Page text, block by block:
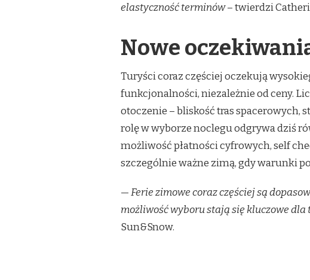
elastyczność terminów– twierdzi
Nowe
Turyści coraz częściej oczekują
funkcjonalności, niezależnie od ceny.
otoczenie – bliskość tras spacerowych,
rolę w wyborze noclegu odgrywa dziś
możliwość płatności cyfrowych, self
szczególnie ważne zimą, gdy warunki
—Ferie zimowe coraz częściej są
możliwość wyboru stają się kluczowe
Sun&Snow.